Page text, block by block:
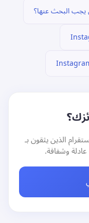
يجب البحث عنها؟
الذين يثقون بـ